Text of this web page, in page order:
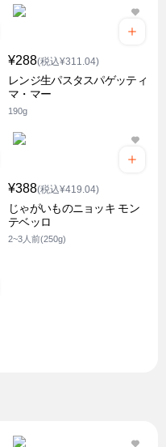
¥288(税込¥311.04)
レンジ生パスタスパゲッティ
マ・マー
190g
¥388(税込¥419.04)
じゃがいものニョッキ モン
テベッロ
2~3人前(250g)